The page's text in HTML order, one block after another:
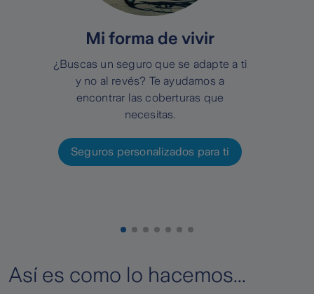
Mi forma de vivir
¿Buscas un seguro que se adapte a ti
y no al revés? Te ayudamos a
encontrar las coberturas que
necesitas.
Seguros personalizados para ti
Así es como lo hacemos...